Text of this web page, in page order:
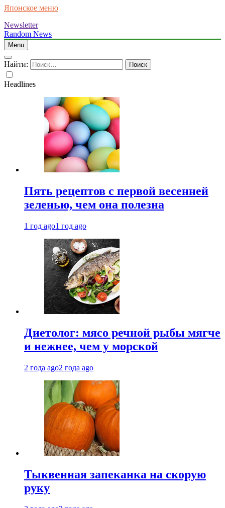
Японское меню
Newsletter
Random News
Menu
Найти:
Headlines
Пять рецептов с первой весенней
зеленью, чем она полезна
1 год ago1 год ago
Диетолог: мясо речной рыбы мягче
и нежнее, чем у морской
2 года ago2 года ago
Тыквенная запеканка на скорую
руку